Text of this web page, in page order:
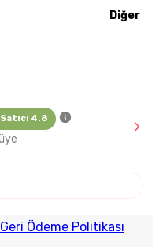
Diğer
Satıcı 4.8
Ödeme Politikası